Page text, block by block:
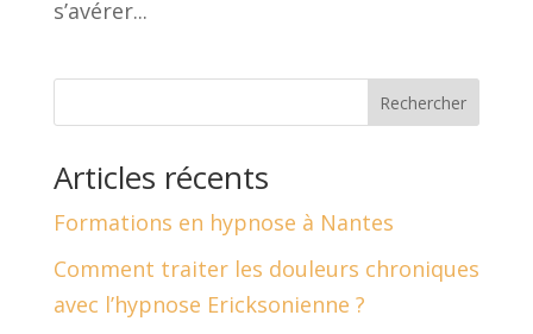
s’avérer...
Rechercher
Articles récents
Formations en hypnose à Nantes
Comment traiter les douleurs chroniques
avec l’hypnose Ericksonienne ?